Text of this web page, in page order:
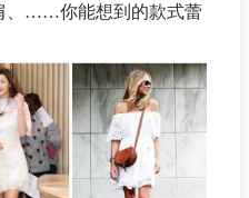
、……你能想到的款式蕾